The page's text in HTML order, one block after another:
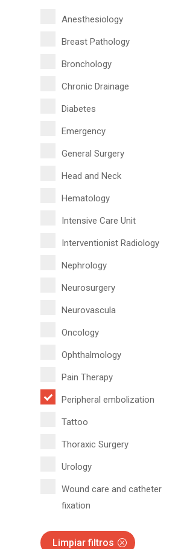
Anesthesiology
Breast Pathology
Bronchology
Chronic Drainage
Diabetes
Emergency
General Surgery
Head and Neck
Hematology
Intensive Care Unit
Interventionist Radiology
Nephrology
Neurosurgery
Neurovascula
Oncology
Ophthalmology
Pain Therapy
Peripheral embolization
Tattoo
Thoraxic Surgery
Urology
Wound care and catheter
fixation
Limpiar filtros